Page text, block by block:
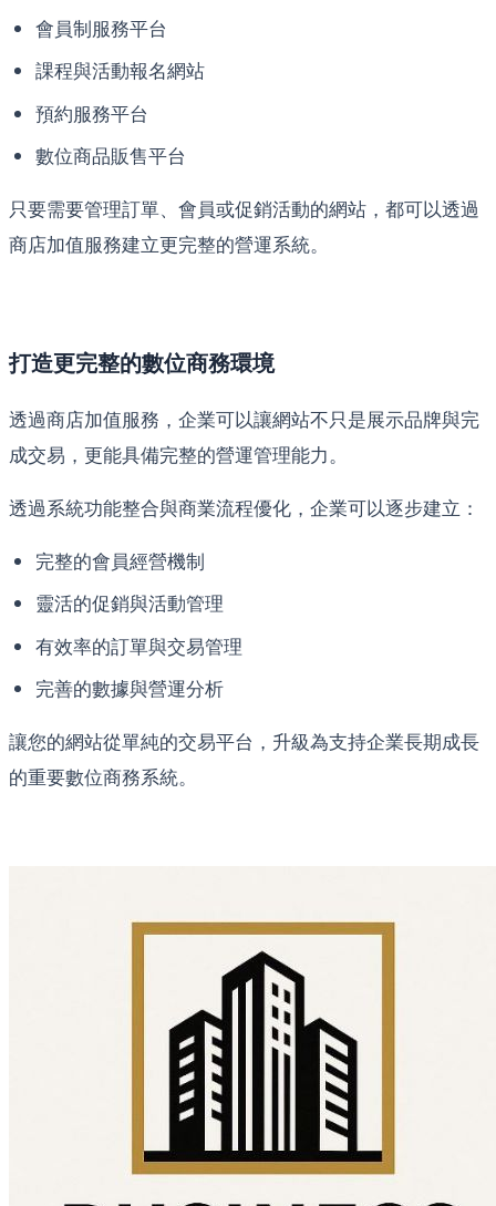
會員制服務平台
課程與活動報名網站
預約服務平台
數位商品販售平台
只要需要管理訂單、會員或促銷活動的網站，都可以透過
商店加值服務建立更完整的營運系統。
打造更完整的數位商務環境
透過商店加值服務，企業可以讓網站不只是展示品牌與完
成交易，更能具備完整的營運管理能力。
透過系統功能整合與商業流程優化，企業可以逐步建立：
完整的會員經營機制
靈活的促銷與活動管理
有效率的訂單與交易管理
完善的數據與營運分析
讓您的網站從單純的交易平台，升級為支持企業長期成長
的重要數位商務系統。